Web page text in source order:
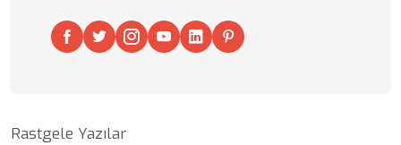
Rastgele Yazılar